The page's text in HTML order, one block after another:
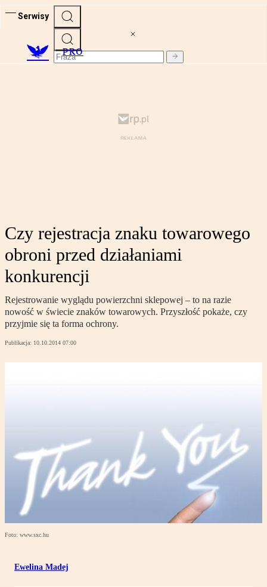
Serwisy
PRO
Czy rejestracja znaku towarowego
obroni przed działaniami
konkurencji
Rejestrowanie wyglądu powierzchni sklepowej – to na razie
nowość w świecie znaków towarowych. Przyszłość pokaże, czy
przyjmie się ta forma ochrony.
Publikacja: 10.10.2014 07:00
Foto: www.sxc.hu
Ewelina Madej